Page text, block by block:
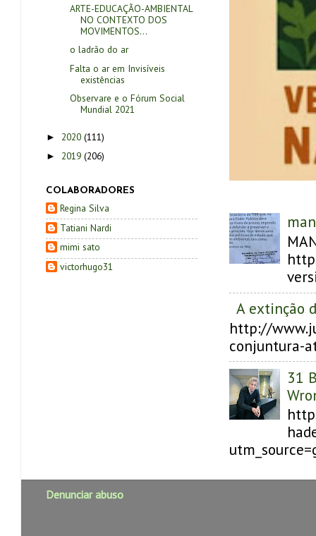
A extinção
http://
conjuntura-
31
ARTE-EDUCAÇÃO-AMBIENTAL
NO CONTEXTO DOS
MOVIMENTOS...
o ladrão do ar
Falta o ar em Invisíveis
existências
Observare e o Fórum Social
Mundial 2021
► 2020 (111)
► 2019 (206)
COLABORADORES
Regina Silva
Tatiani Nardi
mimi sato
victorhugo31
Denunciar abuso